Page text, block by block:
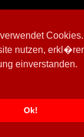
nutzen,
einverstanden.
Ok!
M3]